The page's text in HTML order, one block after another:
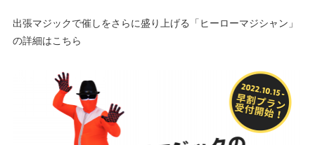
出張マジックで催しをさらに盛り上げる「ヒーローマジシャン」
の詳細はこちら